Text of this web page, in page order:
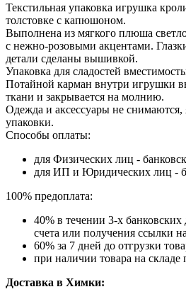
Текстильная упаковка игрушка
толстовке с капюшоном.
Выполнена из мягкого плюша
с нежно‑розовыми акцентами.
детали сделаны вышивкой.
Упаковка для сладостей
Потайной карман внутри игрушки
ткани и закрывается на молнию.
Одежда и аксессуары не снимаются,
упаковки.
Способы оплаты:
для Физических лиц -
для ИП и Юридических лиц -
100% предоплата:
40% в течении 3-х
счета или получения ссылки
60% за 7 дней до отгрузки
при наличии товара на складе
Доставка в Химки: